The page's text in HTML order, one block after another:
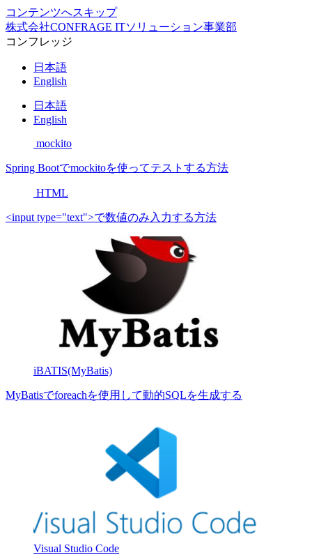
コンテンツへスキップ
株式会社CONFRAGE ITソリューション事業部
コンフレッジ
日本語
English
日本語
English
mockito
Spring Bootでmockitoを使ってテストする方法
HTML
<input type="text">で数値のみ入力する方法
iBATIS(MyBatis)
MyBatisでforeachを使用して動的SQLを生成する
Visual Studio Code